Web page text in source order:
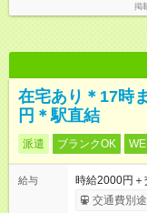
掲
在宅あり＊17時
円＊駅直結
派遣 ブランクOK
給与
時給2000円
交通費別